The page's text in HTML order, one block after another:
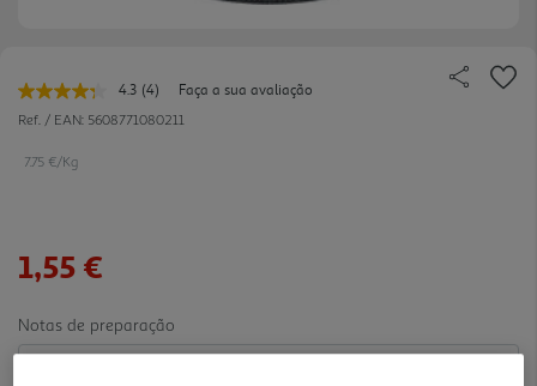
4.3 Leu
4
(4)
Faça a sua avaliação
Ref. / EAN: 5608771080211
7.75 €/Kg
1,55 €
Notas de preparação